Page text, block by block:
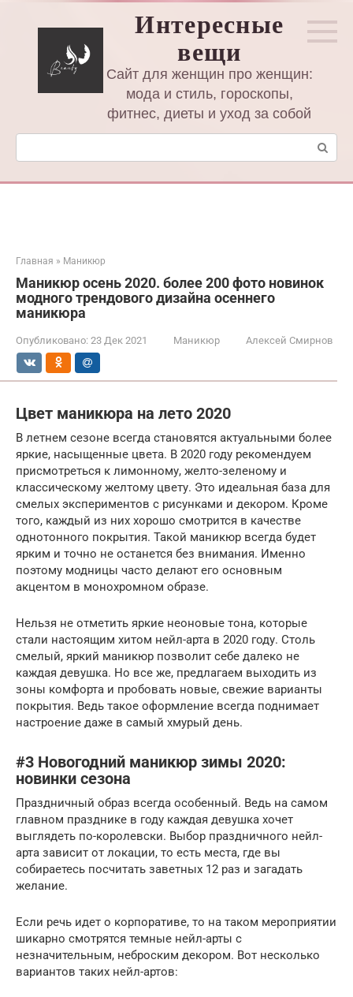
Интересные
вещи
Сайт для женщин про женщин:
мода и стиль, гороскопы,
фитнес, диеты и уход за собой
Поиск:
Главная » Маникюр
Маникюр осень 2020. более 200 фото новинок
модного трендового дизайна осеннего
маникюра
Опубликовано: 23 Дек 2021 Маникюр Алексей Смирнов
Цвет маникюра на лето 2020
В летнем сезоне всегда становятся актуальными более
яркие, насыщенные цвета. В 2020 году рекомендуем
присмотреться к лимонному, желто-зеленому и
классическому желтому цвету. Это идеальная база для
смелых экспериментов с рисунками и декором. Кроме
того, каждый из них хорошо смотрится в качестве
однотонного покрытия. Такой маникюр всегда будет
ярким и точно не останется без внимания. Именно
поэтому модницы часто делают его основным
акцентом в монохромном образе.
Нельзя не отметить яркие неоновые тона, которые
стали настоящим хитом нейл-арта в 2020 году. Столь
смелый, яркий маникюр позволит себе далеко не
каждая девушка. Но все же, предлагаем выходить из
зоны комфорта и пробовать новые, свежие варианты
покрытия. Ведь такое оформление всегда поднимает
настроение даже в самый хмурый день.
#3 Новогодний маникюр зимы 2020:
новинки сезона
Праздничный образ всегда особенный. Ведь на самом
главном празднике в году каждая девушка хочет
выглядеть по-королевски. Выбор праздничного нейл-
арта зависит от локации, то есть места, где вы
собираетесь посчитать заветных 12 раз и загадать
желание.
Если речь идет о корпоративе, то на таком мероприятии
шикарно смотрятся темные нейл-арты с
незначительным, неброским декором. Вот несколько
вариантов таких нейл-артов: